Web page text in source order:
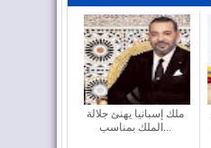
ملك إسبانيا يهنئ جلالة
الملك بمناسب...